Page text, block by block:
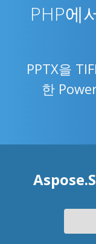
PHP에
PPTX을
한